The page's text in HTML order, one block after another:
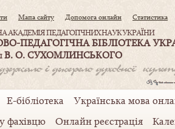
Мапа сайту Допомога онлайн Статистика
АКАДЕМІЯ ПЕДАГОГІЧНИХ НАУК УКРАЇНИ
ПЕДАГОГІЧНА БІБЛІОТЕКА
В. О. СУХОМЛИНСЬКОГО
Е-бібліотека Українська мова
фахівцю Онлайн реєстрація